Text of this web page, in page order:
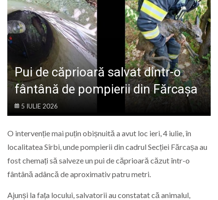
POLITIC
LIFE
Pui de căprioară salvat dintr-o
fântână de pompierii din Fărcașa
5 IULIE 2026
O intervenție mai puțin obișnuită a avut loc ieri, 4 iulie, în
localitatea Sîrbi, unde pompierii din cadrul Secției Fărcașa au
fost chemați să salveze un pui de căprioară căzut într-o
fântână adâncă de aproximativ patru metri.
Ajunși la fața locului, salvatorii au constatat că animalul,